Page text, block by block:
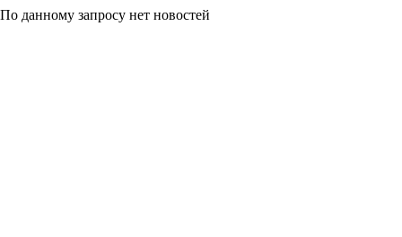
По данному запросу нет новостей